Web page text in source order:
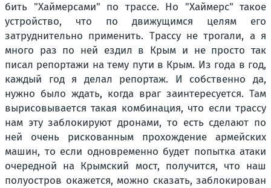
бить "Хаймерсами" по трассе. Но "Хаймерс" такое
устройство, что по движущимся целям его
затруднительно применить. Трассу не трогали, а я
много раз по ней ездил в Крым и не просто так
писал репортажи на тему пути в Крым. Из года в год,
каждый год я делал репортаж. И собственно да,
нужно было ждать, когда враг заинтересуется. Там
вырисовывается такая комбинация, что если трассу
нам эту заблокируют дронами, то есть сделают по
ней очень рискованным прохождение армейских
машин, то если одновременно будет попытка атаки
очередной на Крымский мост, получится, что наш
полуостров окажется, можно сказать, заблокирован